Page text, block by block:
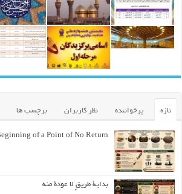
تازه پرخواننده نظر کاربران برچسب ها
of a Point of No Return
بداية طريقٍ لا عودة منه